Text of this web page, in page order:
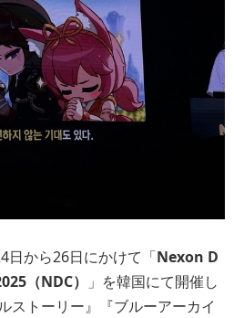
日から26日にかけて「Nexon D
（NDC）
」を韓国にて開催し
ストーリー』『ブルーアーカイ